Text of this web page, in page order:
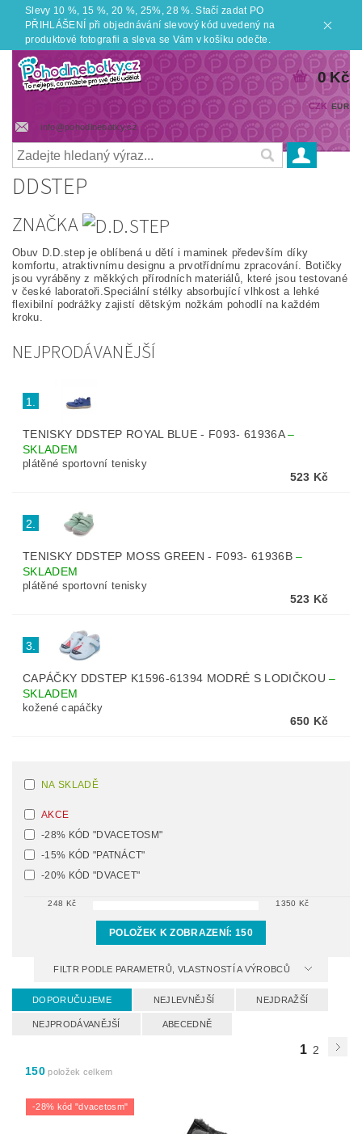
Slevy 10 %, 15 %, 20 %, 25%, 28 %. Stačí zadat PO
PŘIHLÁŠENÍ při objednávání slevový kód uvedený na
produktové fotografii a sleva se Vám v košíku odečte.
info@pohodlnebotky.cz
CZK EUR
0 Kč
DDSTEP
ZNAČKA
Obuv D.D.step je oblíbená u dětí i maminek především díky
komfortu, atraktivnímu designu a prvotřídnímu zpracování. Botičky
jsou vyráběny z měkkých přírodních materiálů, které jsou testované
v české laboratoři.Speciální stélky absorbující vlhkost a lehké
flexibilní podrážky zajistí dětským nožkám pohodlí na každém
kroku.
NEJPRODÁVANĚJŠÍ
1.
TENISKY DDSTEP ROYAL BLUE - F093- 61936A–
SKLADEM
plátěné sportovní tenisky
523 Kč
2.
TENISKY DDSTEP MOSS GREEN - F093- 61936B–
SKLADEM
plátěné sportovní tenisky
523 Kč
3.
CAPÁČKY DDSTEP K1596-61394 MODRÉ S LODIČKOU–
SKLADEM
kožené capáčky
650 Kč
NA SKLADĚ
AKCE
-28% KÓD "DVACETOSM"
-15% KÓD "PATNÁCT"
-20% KÓD "DVACET"
248 Kč 1350 Kč
POLOŽEK K ZOBRAZENÍ: 150
FILTR PODLE PARAMETRŮ, VLASTNOSTÍ A VÝROBCŮ
DOPORUČUJEME NEJLEVNĚJŠÍ NEJDRAŽŠÍ
NEJPRODÁVANĚJŠÍ ABECEDNĚ
1 2
150položek celkem
-28% kód "dvacetosm"